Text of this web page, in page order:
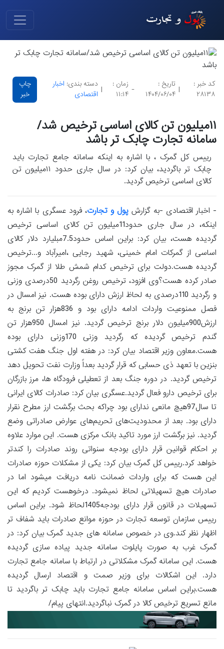
کد خبر :
۲۸۱۳۸
|
تاریخ :
۱۴۰۴/۰۶/۰۴
-
زمان :
۱۱:۱۴
|
دسته بندی: اخبار
اقتصادی
چاپ
خبر
۱۱میلیون تن کالای اساسی ترخیص شد/
سامانه تجارت چابک تر باشد
رییس کل گمرک ، با اشاره به اینکه سامانه جامع تجارت باید
چابک تر باگردید، بیان کرد: در سال جاری حدود ۱۱میلیون تن
کالای اساسی ترخیص گردید.
- اخبار اقتصادی -به گزارش پول و تجارت، فرود عسگری با اشاره به
اینکه، در سال جاری حدود11میلیون تن کالای اساسی ترخیص
گردیده هست، بیان کرد: براین اساس حدود7.5مبلیارد دلار کالای
اساسی از گمرکات امام خمینی، شهید رجایی ،امیرآباد و...ترخیص
گردیده هست.دولت برای ترخیص کدام شمش طلا از گمرک مجوز
صادر کرده هست؟وی افزود، ترخیص روغن رگردید 50درصدی وزنی
و رگردید 110درصدی به لحاظ ارزش دارای بوده هست. نیز امسال در
فصل ممنوعیت واردات ادامه دارای بود و 836هزار تن برنج به
ارزش900میلیون دلار برنج ترخیص گردید. نیز امسال 950هزار تن
گندم ترخیص گردیده که رگردید وزنی 170وزنی دارای بوده
هست.معاون وزیر اقتصاد بیان کرد: در هفته اول جنگ هفت کشتی
بنزین با تعهد ذی حسابی که قرار گردید بعداً وزارت نفت تحویل دهد
ترخیص گردید. در دوره جنگ بعد از تعطیلی فرودگاه ها، مرز بازرگان
برای ترخیص دارو فعال گردید.عسگری بیان کرد: صادرات کالای ایرانی
تا سال97هیچ مانعی ندارای بود چراکه بحث برگشت ارز مطرح نقرار
دارای بود. بعد از محدودیت‌های تحریم‌های عوارض صادراتی وضع
گردید. نیز برگشت ارز مورد تاکید بانک مرکزی هست. این موارد علاوه
بر احکام قوانین قرار دارای بودجه سنواتی روند صادرات را کندتر
خواهد کرد.رییس کل گمرک بیان کرد: یکی از مشکلات حوزه صادرات
این هست که برای واردات ضمانت نامه دریافت میشود اما در
صادرات هیچ تسهیلاتی لحاظ نمیشود. درخوهست کردیم که این
تسهیلات در قانون قرار دارای بودجه1405لحاظ شود. براین اساس
رییس سازمان توسعه تجارت در حوزه موانع صادرات باید شفاف تر
اظهار نظر کند.وی در خصوص سامانه های جدید گمرک بیان کرد: در
گمرک غرب به صورت پایلوت سامانه جدید پیاده سازی گردیده
هست. این سامانه گمرک مشکلاتی در ارتباط با سامانه جامع تجارت
دارد. این اشکالات برای وزیر صمت و اقتصاد ارسال گردیده
هست.براین اساس سامانه جامع تجارت باید چابک تر باگردید تا
مانع تسریع ترخیص کالا در گمرک نباگردید.انتهای پیام/